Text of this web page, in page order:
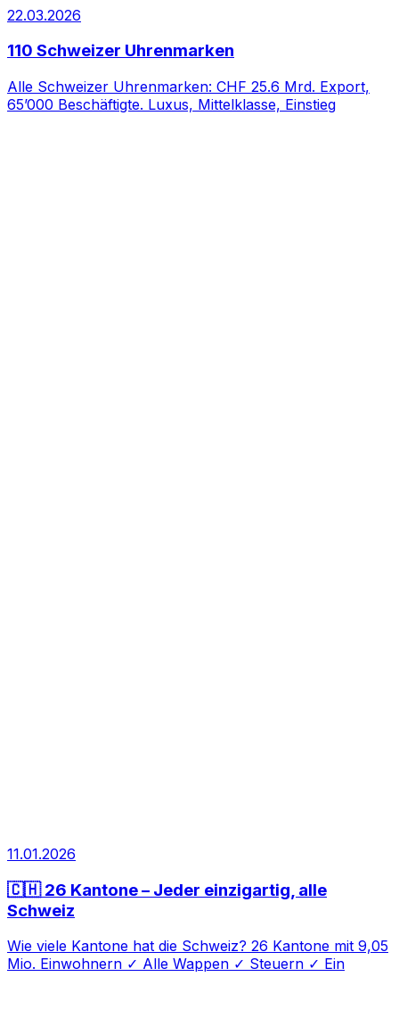
22.03.2026
110 Schweizer Uhrenmarken
Alle Schweizer Uhrenmarken: CHF 25.6 Mrd. Export,
65’000 Beschäftigte. Luxus, Mittelklasse, Einstieg
11.01.2026
🇨🇭 26 Kantone – Jeder einzigartig, alle
Schweiz
Wie viele Kantone hat die Schweiz? 26 Kantone mit 9,05
Mio. Einwohnern ✓ Alle Wappen ✓ Steuern ✓ Ein